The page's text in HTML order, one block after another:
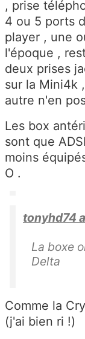
, prise
4 ou 5 ports
player , une
l'époque ,
deux prises
sur la Mini4k
autre n'en
Les box
sont que
moins
O .
tonyhd74
La boxe
Delta
Comme la
(j'ai bien ri !)